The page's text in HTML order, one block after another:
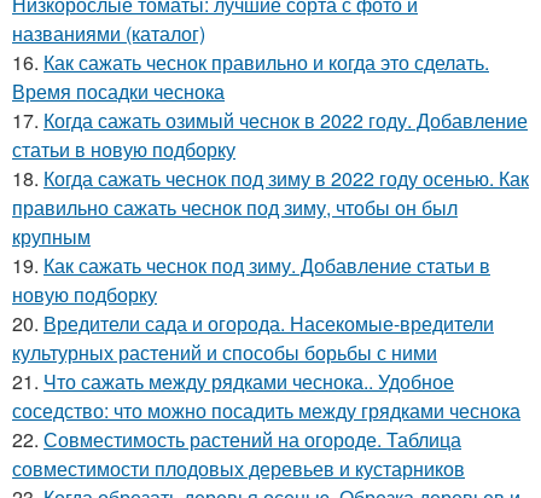
названиями (каталог)
16. Как сажать чеснок правильно и когда это сделать.
Время посадки чеснока
17. Когда сажать озимый чеснок в 2022 году. Добавление
статьи в новую подборку
18. Когда сажать чеснок под зиму в 2022 году осенью. Как
правильно сажать чеснок под зиму, чтобы он был
крупным
19. Как сажать чеснок под зиму. Добавление статьи в
новую подборку
20. Вредители сада и огорода. Насекомые-вредители
культурных растений и способы борьбы с ними
21. Что сажать между рядками чеснока.. Удобное
соседство: что можно посадить между грядками чеснока
22. Совместимость растений на огороде. Таблица
совместимости плодовых деревьев и кустарников